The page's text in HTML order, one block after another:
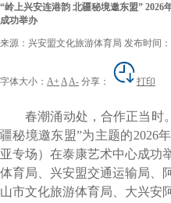
“岭上兴安连港韵 北疆秘境邀东盟” 2026
成功举办
来源：兴安盟文化旅游体育局 发布时间：
字体大小： A+ AA- 分享： 打印
春潮涌动处，合作正当时。
疆秘境邀东盟”为主题的2026
亚专场）在泰康艺术中心成功
体育局、兴安盟交通运输局、
山市文化旅游体育局、大兴安